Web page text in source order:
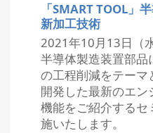
「SMART TOOL
新加工技術
2021年10月13日（
半導体製造装置部品
の工程削減をテーマ
開発した最新のエン
機能をご紹介するセ
施いたします。